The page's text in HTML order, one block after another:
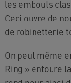
les embouts
Ceci ouvre de
de robinetterie
On peut même
Ring » entoure